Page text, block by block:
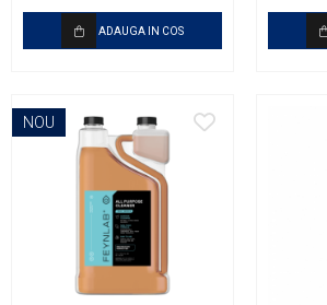
ADAUGA IN COS
NOU